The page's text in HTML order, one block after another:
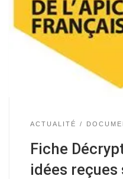
ACTUALITÉ
Fiche
idées reçues